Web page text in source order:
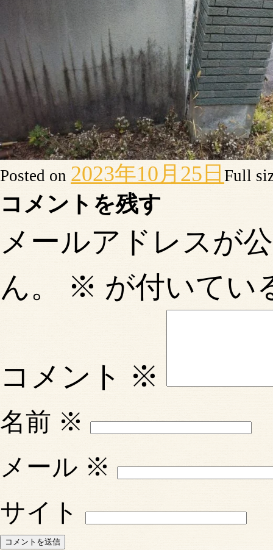
Posted on 2023年10月25日 Full
コメントを残す
メールアドレスが
ん。
※ が付いてい
コメント ※
名前 ※
メール ※
サイト